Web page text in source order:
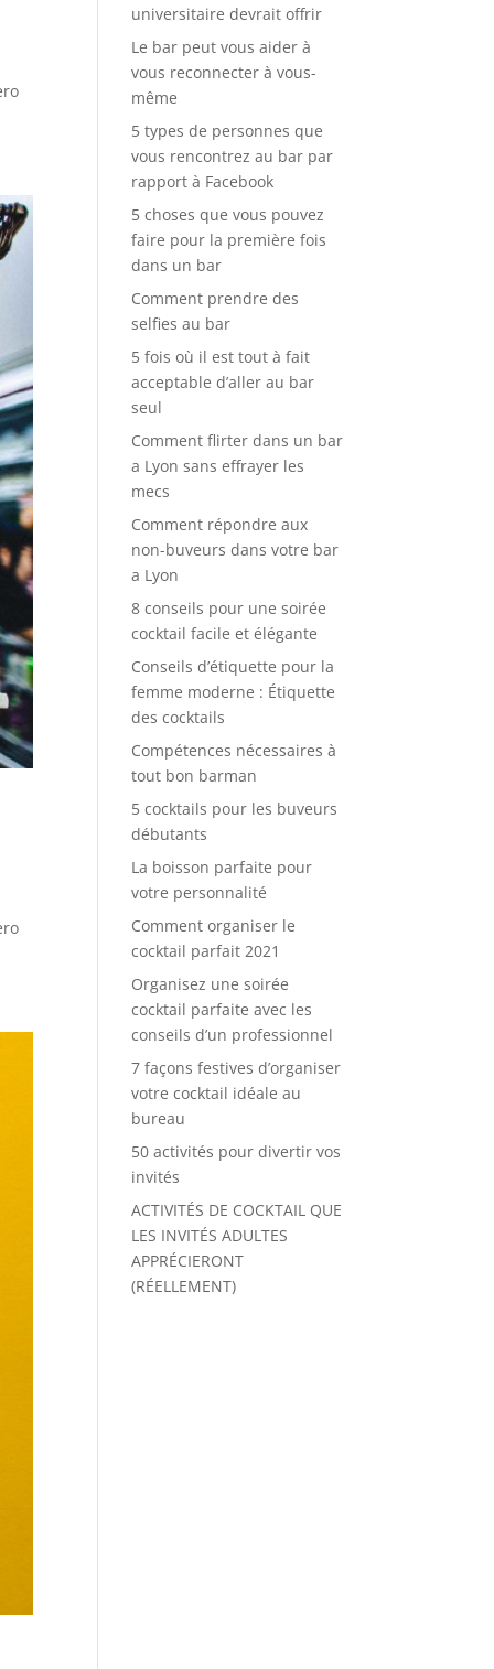
universitaire devrait offrir
Le bar peut vous aider à
vous reconnecter à vous-
même
5 types de personnes que
vous rencontrez au bar par
rapport à Facebook
5 choses que vous pouvez
faire pour la première fois
dans un bar
Comment prendre des
selfies au bar
5 fois où il est tout à fait
acceptable d’aller au bar
seul
Comment flirter dans un bar
a Lyon sans effrayer les
mecs
Comment répondre aux
non-buveurs dans votre bar
a Lyon
8 conseils pour une soirée
cocktail facile et élégante
Conseils d’étiquette pour la
femme moderne : Étiquette
des cocktails
Compétences nécessaires à
tout bon barman
5 cocktails pour les buveurs
débutants
La boisson parfaite pour
votre personnalité
Comment organiser le
cocktail parfait 2021
Organisez une soirée
cocktail parfaite avec les
conseils d’un professionnel
7 façons festives d’organiser
votre cocktail idéale au
bureau
50 activités pour divertir vos
invités
ACTIVITÉS DE COCKTAIL QUE
LES INVITÉS ADULTES
APPRÉCIERONT
(RÉELLEMENT)